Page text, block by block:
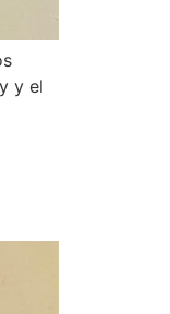
y el